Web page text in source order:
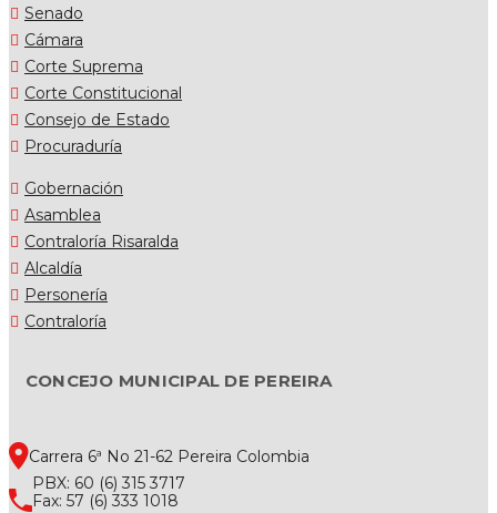
Senado
Cámara
Corte Suprema
Corte Constitucional
Consejo de Estado
Procuraduría
Gobernación
Asamblea
Contraloría Risaralda
Alcaldía
Personería
Contraloría
CONCEJO MUNICIPAL DE PEREIRA
Carrera 6ª No 21-62 Pereira Colombia
PBX: 60 (6) 315 3717
Fax: 57 (6) 333 1018